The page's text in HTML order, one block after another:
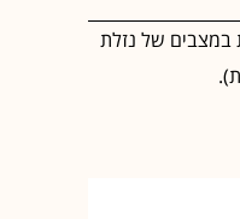
במצבים של נזלת